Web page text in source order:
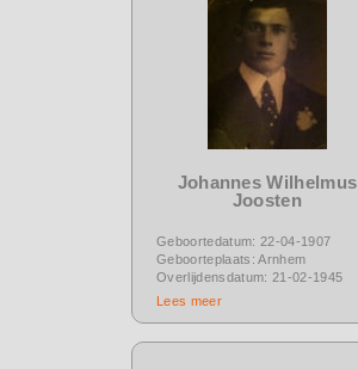
Johannes Wilhelmus
Joosten
Geboortedatum: 22-04-1907
Geboorteplaats: Arnhem
Overlijdensdatum: 21-02-1945
Lees meer